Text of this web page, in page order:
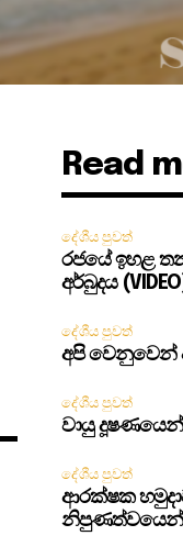
Read
දේශීය පුවත්
රජයේ ඉහළ
අර්බුදය
දේශීය පුවත්
අපි වෙනුවෙන්
දේශීය පුවත්
වායු දූෂණයෙන්
දේශීය පුවත්
ආරක්ෂක
නිපුණත්වයෙන්